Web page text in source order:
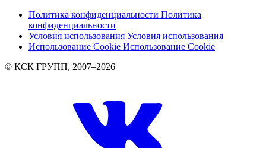
Политика конфиденциальности Политика
конфиденциальности
Условия использования Условия использования
Использование Cookie Использование Cookie
© КСК ГРУПП, 2007–2026